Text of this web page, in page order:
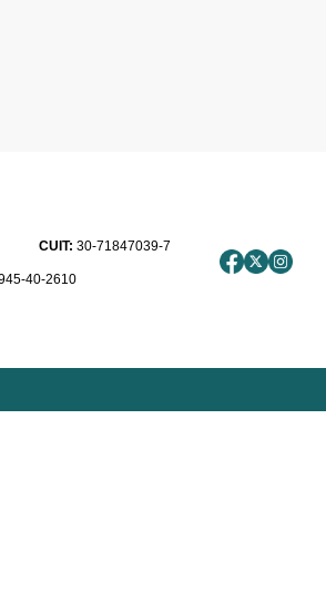
CUIT: 30-71847039-7
40-2610